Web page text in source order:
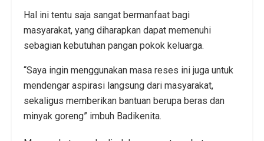
Hal ini tentu saja sangat bermanfaat bagi
masyarakat, yang diharapkan dapat memenuhi
sebagian kebutuhan pangan pokok keluarga.
“Saya ingin menggunakan masa reses ini juga untuk
mendengar aspirasi langsung dari masyarakat,
sekaligus memberikan bantuan berupa beras dan
minyak goreng” imbuh Badikenita.